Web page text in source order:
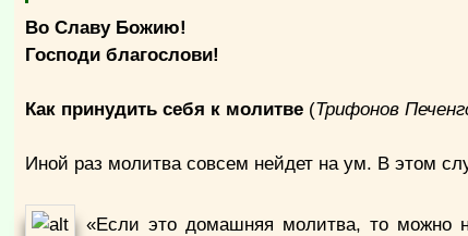
Во Славу Божию!
Господи благослови!
Как принудить себя к молитве (Трифонов
Иной раз молитва совсем нейдет на ум. В этом
«Если это домашняя молитва, то можно